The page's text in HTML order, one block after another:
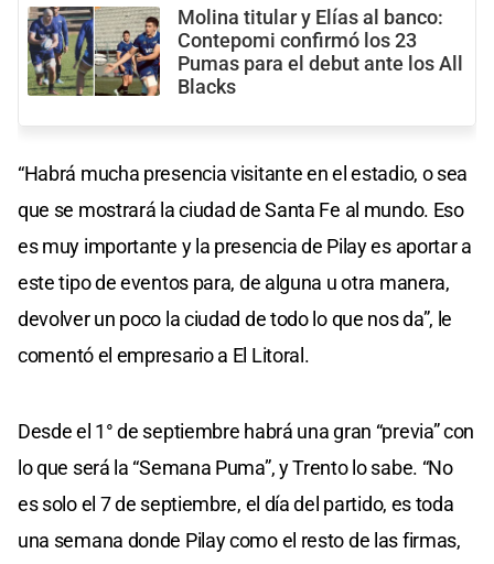
Molina titular y Elías al banco:
Contepomi confirmó los 23
Pumas para el debut ante los All
Blacks
“Habrá mucha presencia visitante en el estadio, o sea
que se mostrará la ciudad de Santa Fe al mundo. Eso
es muy importante y la presencia de Pilay es aportar a
este tipo de eventos para, de alguna u otra manera,
devolver un poco la ciudad de todo lo que nos da”, le
comentó el empresario a El Litoral.
Desde el 1° de septiembre habrá una gran “previa” con
lo que será la “Semana Puma”, y Trento lo sabe. “No
es solo el 7 de septiembre, el día del partido, es toda
una semana donde Pilay como el resto de las firmas,